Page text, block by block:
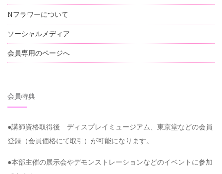
Nフラワーについて
ソーシャルメディア
会員専用のページへ
会員特典
●講師資格取得後 ディスプレイミュージアム、東京堂などの会員
登録（会員価格にて取引）が可能になります。
●本部主催の展示会やデモンストレーションなどのイベントに参加